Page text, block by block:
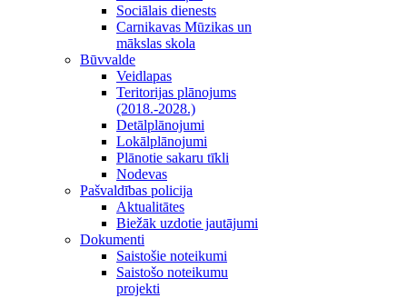
Sociālais dienests
Carnikavas Mūzikas un
mākslas skola
Būvvalde
Veidlapas
Teritorijas plānojums
(2018.-2028.)
Detālplānojumi
Lokālplānojumi
Plānotie sakaru tīkli
Nodevas
Pašvaldības policija
Aktualitātes
Biežāk uzdotie jautājumi
Dokumenti
Saistošie noteikumi
Saistošo noteikumu
projekti